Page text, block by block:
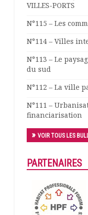
VILLES-PORTS
N°115 – Les
N°114 – Villes
N°113 – Le
du sud
N°112 – La ville
N°111 –
financiarisation
VOIR TOUS LES
PARTENAIRES